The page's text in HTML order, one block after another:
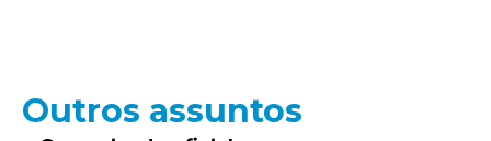
Outros assuntos